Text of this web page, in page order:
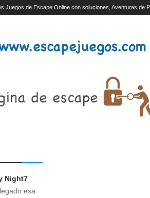
Juegos de Escape Online con soluciones, Aventuras de
Night7
esa